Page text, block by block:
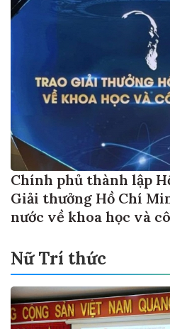
Chính phủ thành lập
Giải thưởng Hồ Chí
nước về khoa học và
Nữ Trí thức